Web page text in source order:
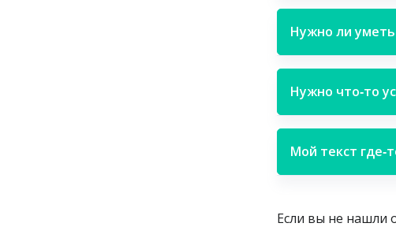
Нужно ли
Нужно что‑то
Мой текст
Если вы не нашли